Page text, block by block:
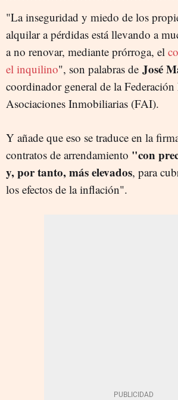
"La inseguridad y miedo de los
alquilar a pérdidas está llevando a
a no renovar, mediante prórroga, el
el inquilino", son palabras de José
coordinador general de la
Asociaciones Inmobiliarias (FAI).
Y añade que eso se traduce en la
contratos de arrendamiento "con
y, por tanto, más elevados, para
los efectos de la inflación".